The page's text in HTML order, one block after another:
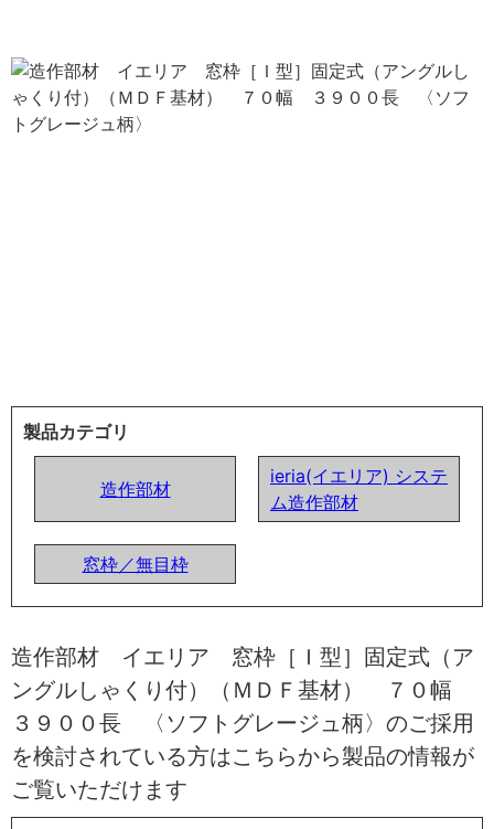
製品カテゴリ
造作部材
ieria(イエリア) システ
ム造作部材
窓枠／無目枠
造作部材 イエリア 窓枠［Ｉ型］固定式（ア
ングルしゃくり付）（ＭＤＦ基材） ７０幅
３９００長 〈ソフトグレージュ柄〉のご採用
を検討されている方はこちらから製品の情報が
ご覧いただけます